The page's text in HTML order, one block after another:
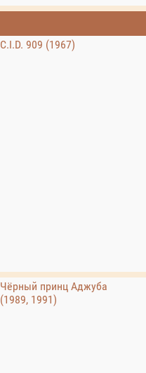
C.I.D. 909 (1967)
Чёрный принц Аджуба
(1989, 1991)